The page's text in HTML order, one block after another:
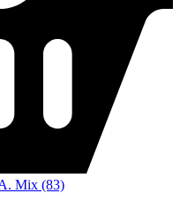
Mix (83)